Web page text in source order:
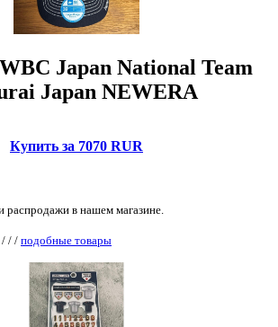
Japan National Team
Japan NEWERA
Купить за 7070 RUR
распродажи в нашем магазине.
/ / / подобные товары